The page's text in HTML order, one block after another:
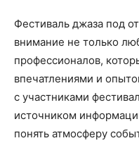
Фестиваль джаза под
внимание не только
профессионалов,
впечатлениями и
с участниками
источником
понять атмосферу